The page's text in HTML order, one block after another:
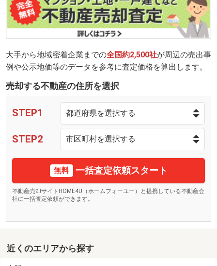
大手から地域密着企業までの全国約2,500社が周辺の売出事
例や公示地価等のデータを参考に査定価格を算出します。
売却する不動産の住所を選択
STEP1
STEP2
無料 一括査定依頼スタート
不動産売却サイトHOME4U（ホームフォーユー）と提携している不動産会
社に一括査定依頼ができます。
近くのエリアから探す